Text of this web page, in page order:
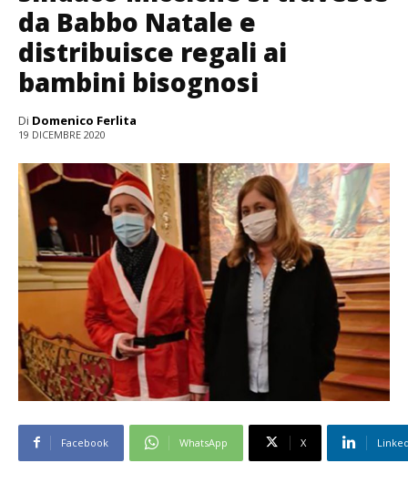
da Babbo Natale e
distribuisce regali ai
bambini bisognosi
Di Domenico Ferlita
19 DICEMBRE 2020
Facebook WhatsApp X